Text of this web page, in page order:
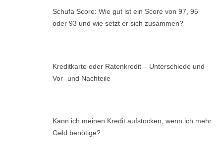
Schufa Score: Wie gut ist ein Score von 97, 95
oder 93 und wie setzt er sich zusammen?
Kreditkarte oder Ratenkredit – Unterschiede und
Vor- und Nachteile
Kann ich meinen Kredit aufstocken, wenn ich mehr
Geld benötige?